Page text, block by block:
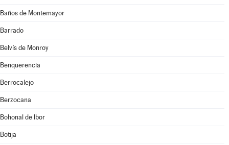
Baños de Montemayor
Barrado
Belvís de Monroy
Benquerencia
Berrocalejo
Berzocana
Bohonal de Ibor
Botija